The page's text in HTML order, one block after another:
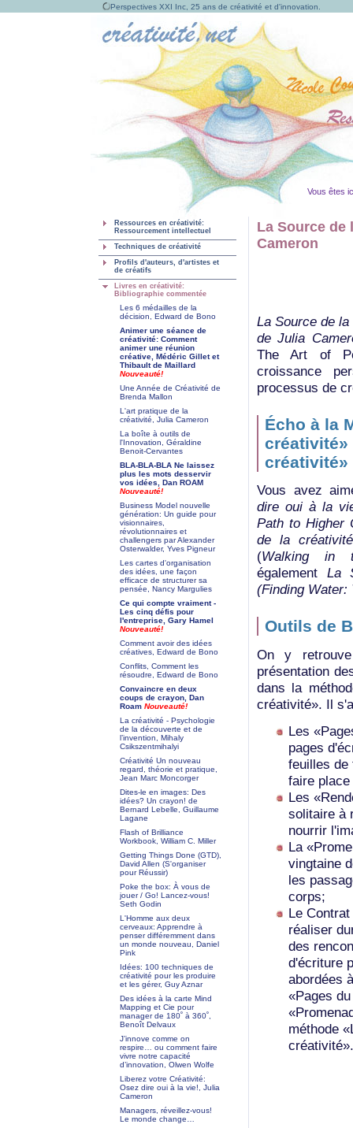
Perspectives XXI Inc, 25 ans de créativité et d'innovation.
Vous êtes
Ressources en créativité:
Ressourcement intellectuel
Techniques de créativité
Profils d'auteurs, d'artistes et
de créatifs
Livres en créativité:
Bibliographie commentée
Les 6 médailles de la
décision, Edward de Bono
Animer une séance de
créativité: Comment
animer une réunion
créative, Médéric Gillet et
Thibault de Maillard
Nouveauté!
Une Année de Créativité de
Brenda Mallon
L'art pratique de la
créativité, Julia Cameron
La boîte à outils de
l'Innovation, Géraldine
Benoit-Cervantes
BLA-BLA-BLA Ne laissez
plus les mots desservir
vos idées, Dan ROAM
Nouveauté!
Business Model nouvelle
génération: Un guide pour
visionnaires,
révolutionnaires et
challengers par Alexander
Osterwalder, Yves Pigneur
Les cartes d'organisation
des idées, une façon
efficace de structurer sa
pensée, Nancy Margulies
Ce qui compte vraiment -
Les cinq défis pour
l'entreprise, Gary Hamel
Nouveauté!
Comment avoir des idées
créatives, Edward de Bono
Conflits, Comment les
résoudre, Edward de Bono
Convaincre en deux
coups de crayon, Dan
Roam Nouveauté!
La créativité - Psychologie
de la découverte et de
l’invention, Mihaly
Csikszentmihalyi
Créativité Un nouveau
regard, théorie et pratique,
Jean Marc Moncorger
Dites-le en images: Des
idées? Un crayon! de
Bernard Lebelle, Guillaume
Lagane
Flash of Brilliance
Workbook, William C. Miller
Getting Things Done (GTD),
David Allen (S'organiser
pour Réussir)
Poke the box: À vous de
jouer / Go! Lancez-vous!
Seth Godin
L'Homme aux deux
cerveaux: Apprendre à
penser différemment dans
un monde nouveau, Daniel
Pink
Idées: 100 techniques de
créativité pour les produire
et les gérer, Guy Aznar
Des idées à la carte Mind
Mapping et Cie pour
manager de 180˚ à 360˚,
Benoît Delvaux
J’innove comme on
respire… ou comment faire
vivre notre capacité
d’innovation, Olwen Wolfe
Liberez votre Créativité:
Osez dire oui à la vie!, Julia
Cameron
Managers, réveillez-vous!
Le monde change…
La Source de
Cameron
La Source de
de Julia
The Art of
croissance
processus de
Écho à la
créativité»
créativité»
Vous avez
dire oui à la
Path to
de la
(Walking in
également La
(Finding
Outils de
On y
présentation
dans la
créativité». Il
Les
pages
feuilles de
faire
Les
solitaire à
nourrir
La
vingtaine
les
corps;
Le
réaliser
des
d'écriture
abordées
«Pages
méthode
créativité».